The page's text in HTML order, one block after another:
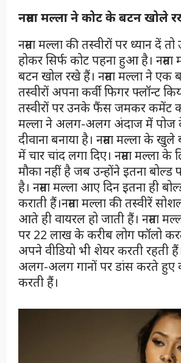
नम्रता मल्ला ने कोट के बटन खोले
नम्रता मल्ला की तस्वीरों पर ध्यान दें तो
होकर सिर्फ कोट पहना हुआ है।
बटन खोल रखे हैं। नम्रता मल्ला ने एक
तस्वीरों अपना कर्वी फिगर फ्लॉन्ट
तस्वीरों पर उनके फैंस जमकर कमेंट कर
मल्ला ने अलग-अलग अंदाज में पोज
दीवाना बनाया है। नम्रता मल्ला के
में चार चांद लगा दिए। नम्रता मल्ला
मौका नहीं है जब उन्होंने इतना बोल्ड
है। नम्रता मल्ला आए दिन इतना ही
कराती हैं।नम्रता मल्ला की तस्वीरें
आते ही वायरल हो जाती हैं। नम्रता
पर 22 लाख के करीब लोग फॉलो करते
अपने वीडियो भी शेयर करती रहती हैं।
अलग-अलग गानों पर डांस करते हुए
करती हैं।